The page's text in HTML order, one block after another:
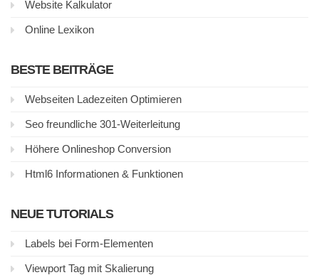
Website Kalkulator
Online Lexikon
BESTE BEITRÄGE
Webseiten Ladezeiten Optimieren
Seo freundliche 301-Weiterleitung
Höhere Onlineshop Conversion
Html6 Informationen & Funktionen
NEUE TUTORIALS
Labels bei Form-Elementen
Viewport Tag mit Skalierung